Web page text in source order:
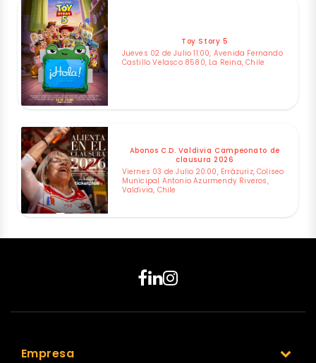
Toy Story 5
Jueves 02 de Julio 11:00, Avenida Fernando
Castillo Velasco 8580, La Reina, Chile
Abonos C.D. Valdivia Campeonato de
clausura 2026
Viernes 03 de Julio 20:00, Errázuriz, Coliseo
Municipal Antonio Azurmendy Riveros,
Valdivia, Chile
Empresa